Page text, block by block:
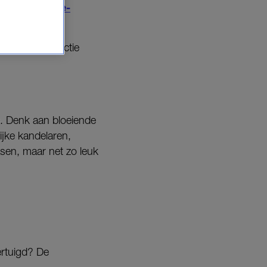
kunt
pre-
collectie
Denk aan bloeiende
kandelaren,
maar net zo leuk
De